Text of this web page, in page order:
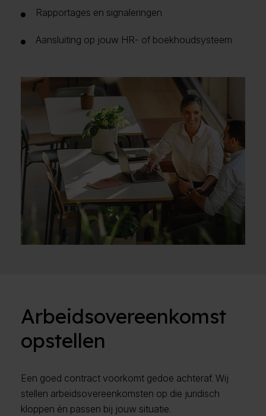
Rapportages en signaleringen
Aansluiting op jouw HR- of boekhoudsysteem
Arbeidsovereenkomst
opstellen
Een goed contract voorkomt gedoe achteraf. Wij
stellen arbeidsovereenkomsten op die juridisch
kloppen én passen bij jouw situatie.